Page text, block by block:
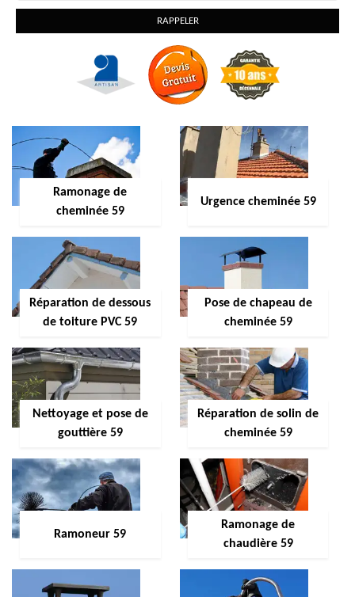
Ramonage de
cheminée 59
Urgence cheminée 59
Réparation de dessous
de toiture PVC 59
Pose de chapeau de
cheminée 59
Nettoyage et pose de
gouttière 59
Réparation de solin de
cheminée 59
Ramoneur 59
Ramonage de
chaudière 59